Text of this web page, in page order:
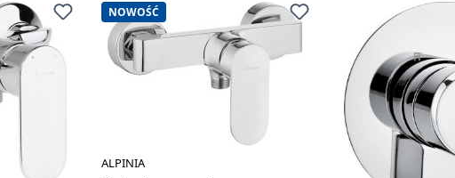
NOWOŚĆ
ALPINIA